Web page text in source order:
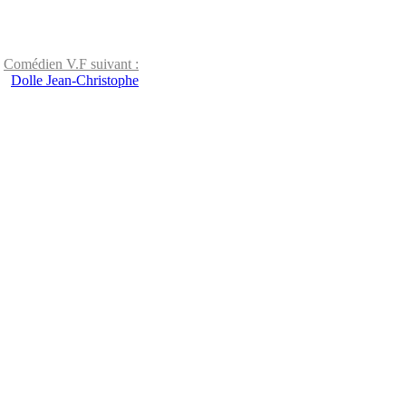
Comédien V.F suivant :
Dolle Jean-Christophe